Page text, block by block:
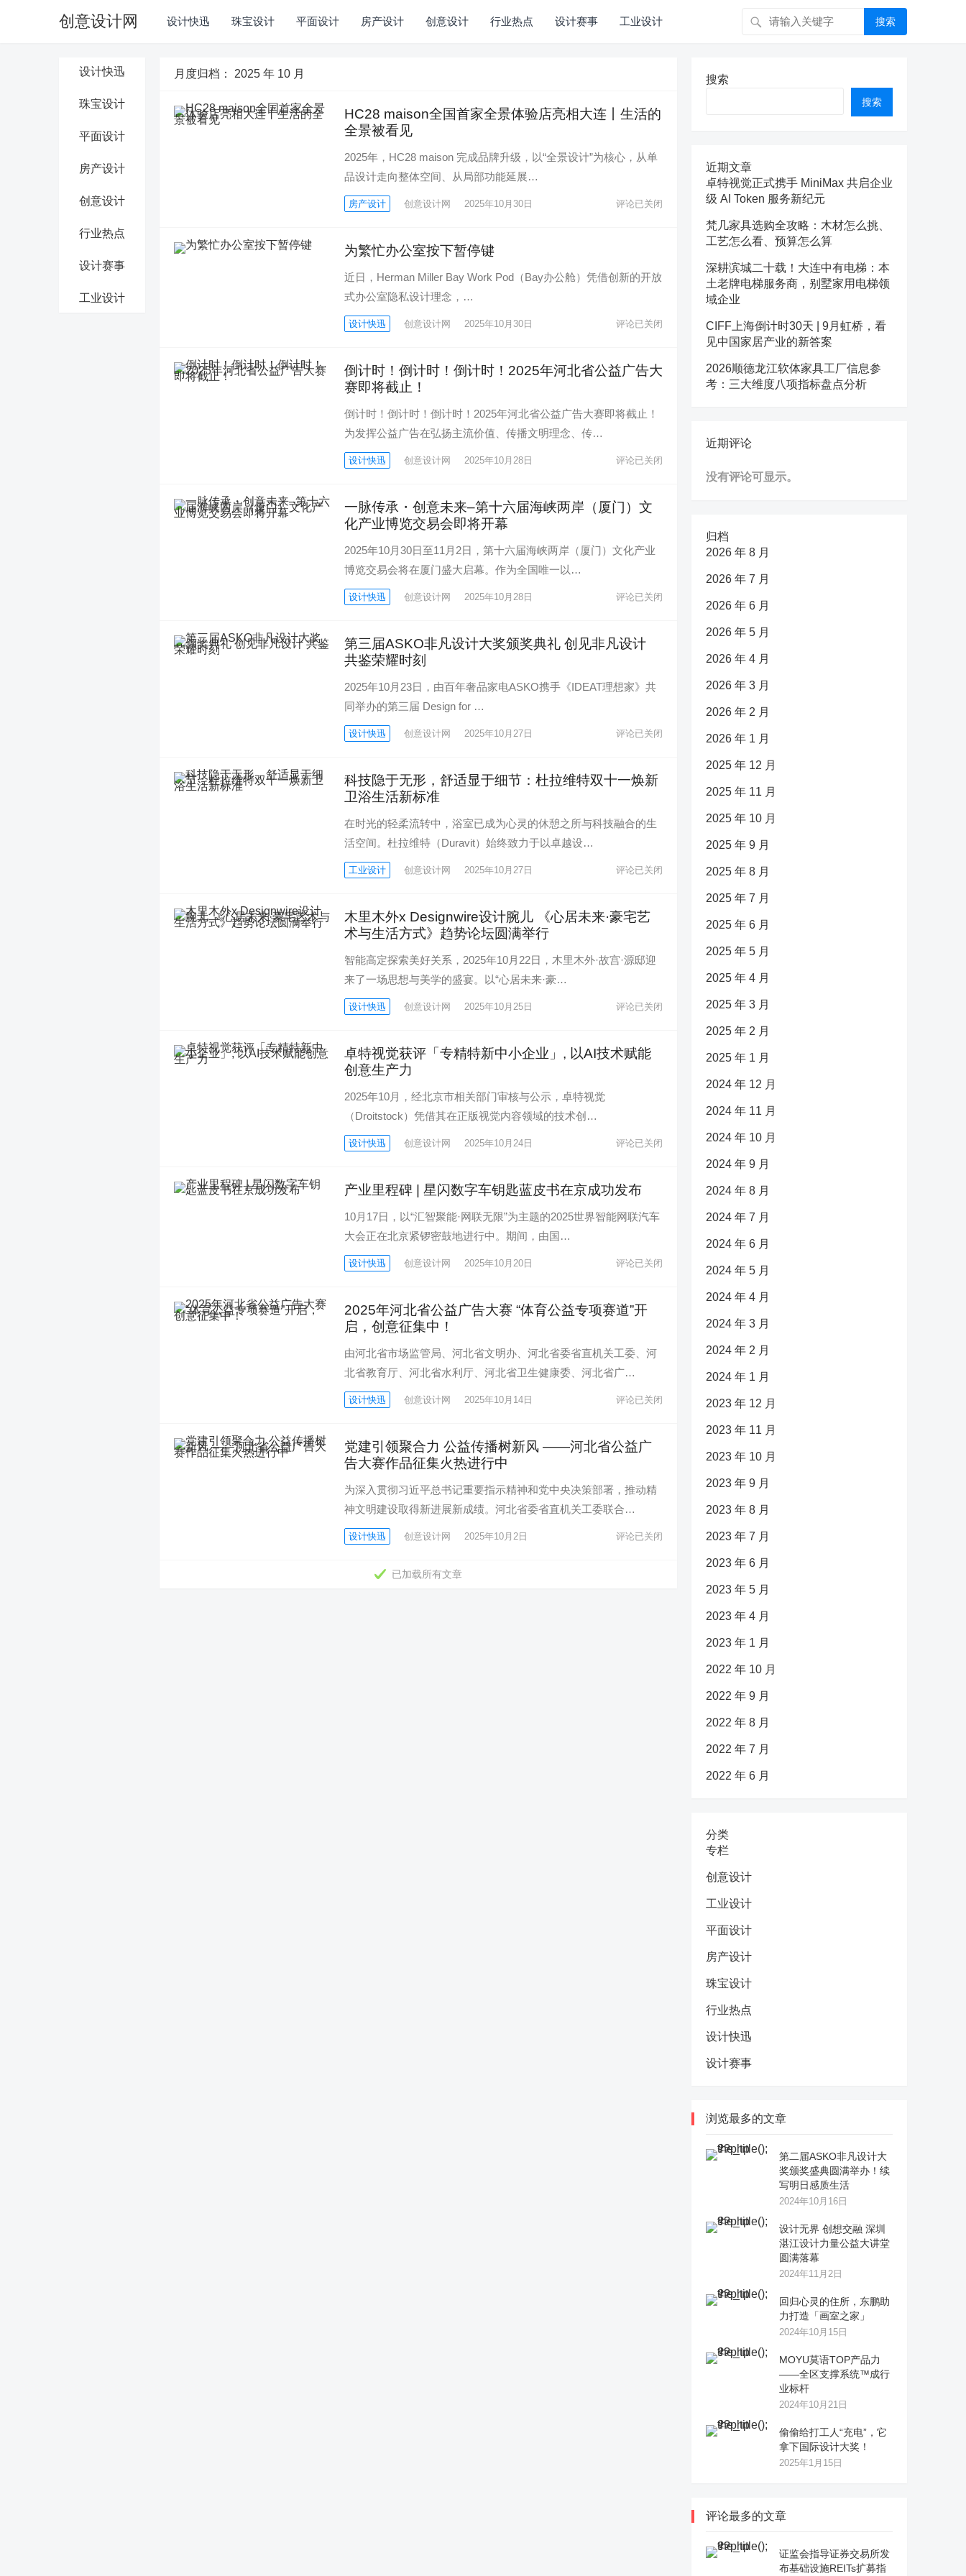
创意设计网 设计快迅 珠宝设计 平面设计 房产设计 创意设计 行业热点 设计赛事 工业设计 搜索
设计快迅
珠宝设计
平面设计
房产设计
创意设计
行业热点
设计赛事
工业设计
月度归档： 2025 年 10 月
HC28 maison全国首家全景体验店亮相大连丨生活的
全景被看见
2025年，HC28 maison 完成品牌升级，以“全景设计”为核心，从单
品设计走向整体空间、从局部功能延展…
房产设计 创意设计网 2025年10月30日 评论已关闭
为繁忙办公室按下暂停键
近日，Herman Miller Bay Work Pod（Bay办公舱）凭借创新的开放
式办公室隐私设计理念，…
设计快迅 创意设计网 2025年10月30日 评论已关闭
倒计时！倒计时！倒计时！2025年河北省公益广告大
赛即将截止！
倒计时！倒计时！倒计时！2025年河北省公益广告大赛即将截止！
为发挥公益广告在弘扬主流价值、传播文明理念、传…
设计快迅 创意设计网 2025年10月28日 评论已关闭
一脉传承・创意未来–第十六届海峡两岸（厦门）文
化产业博览交易会即将开幕
2025年10月30日至11月2日，第十六届海峡两岸（厦门）文化产业
博览交易会将在厦门盛大启幕。作为全国唯一以…
设计快迅 创意设计网 2025年10月28日 评论已关闭
第三届ASKO非凡设计大奖颁奖典礼 创见非凡设计
共鉴荣耀时刻
2025年10月23日，由百年奢品家电ASKO携手《IDEAT理想家》共
同举办的第三届 Design for …
设计快迅 创意设计网 2025年10月27日 评论已关闭
科技隐于无形，舒适显于细节：杜拉维特双十一焕新
卫浴生活新标准
在时光的轻柔流转中，浴室已成为心灵的休憩之所与科技融合的生
活空间。杜拉维特（Duravit）始终致力于以卓越设…
工业设计 创意设计网 2025年10月27日 评论已关闭
木里木外x Designwire设计腕儿 《心居未来·豪宅艺
术与生活方式》趋势论坛圆满举行
智能高定探索美好关系，2025年10月22日，木里木外·故宫·源邸迎
来了一场思想与美学的盛宴。以“心居未来·豪…
设计快迅 创意设计网 2025年10月25日 评论已关闭
卓特视觉获评「专精特新中小企业」, 以AI技术赋能
创意生产力
2025年10月，经北京市相关部门审核与公示，卓特视觉
（Droitstock）凭借其在正版视觉内容领域的技术创…
设计快迅 创意设计网 2025年10月24日 评论已关闭
产业里程碑 | 星闪数字车钥匙蓝皮书在京成功发布
10月17日，以“汇智聚能·网联无限”为主题的2025世界智能网联汽车
大会正在北京紧锣密鼓地进行中。期间，由国…
设计快迅 创意设计网 2025年10月20日 评论已关闭
2025年河北省公益广告大赛 “体育公益专项赛道”开
启，创意征集中！
由河北省市场监管局、河北省文明办、河北省委省直机关工委、河
北省教育厅、河北省水利厅、河北省卫生健康委、河北省广…
设计快迅 创意设计网 2025年10月14日 评论已关闭
党建引领聚合力 公益传播树新风 ——河北省公益广
告大赛作品征集火热进行中
为深入贯彻习近平总书记重要指示精神和党中央决策部署，推动精
神文明建设取得新进展新成绩。河北省委省直机关工委联合…
设计快迅 创意设计网 2025年10月2日 评论已关闭
已加载所有文章
搜索
搜索
近期文章
卓特视觉正式携手 MiniMax 共启企业
级 AI Token 服务新纪元
梵几家具选购全攻略：木材怎么挑、
工艺怎么看、预算怎么算
深耕滨城二十载！大连中有电梯：本
土老牌电梯服务商，别墅家用电梯领
域企业
CIFF上海倒计时30天 | 9月虹桥，看
见中国家居产业的新答案
2026顺德龙江软体家具工厂信息参
考：三大维度八项指标盘点分析
近期评论
没有评论可显示。
归档
2026 年 8 月
2026 年 7 月
2026 年 6 月
2026 年 5 月
2026 年 4 月
2026 年 3 月
2026 年 2 月
2026 年 1 月
2025 年 12 月
2025 年 11 月
2025 年 10 月
2025 年 9 月
2025 年 8 月
2025 年 7 月
2025 年 6 月
2025 年 5 月
2025 年 4 月
2025 年 3 月
2025 年 2 月
2025 年 1 月
2024 年 12 月
2024 年 11 月
2024 年 10 月
2024 年 9 月
2024 年 8 月
2024 年 7 月
2024 年 6 月
2024 年 5 月
2024 年 4 月
2024 年 3 月
2024 年 2 月
2024 年 1 月
2023 年 12 月
2023 年 11 月
2023 年 10 月
2023 年 9 月
2023 年 8 月
2023 年 7 月
2023 年 6 月
2023 年 5 月
2023 年 4 月
2023 年 1 月
2022 年 10 月
2022 年 9 月
2022 年 8 月
2022 年 7 月
2022 年 6 月
分类
专栏
创意设计
工业设计
平面设计
房产设计
珠宝设计
行业热点
设计快迅
设计赛事
浏览最多的文章
第二届ASKO非凡设计大
奖颁奖盛典圆满举办！续
写明日感质生活
2024年10月16日
设计无界 创想交融 深圳
湛江设计力量公益大讲堂
圆满落幕
2024年11月2日
回归心灵的住所，东鹏助
力打造「画室之家」
2024年10月15日
MOYU莫语TOP产品力
——全区支撑系统™成行
业标杆
2024年10月21日
偷偷给打工人“充电”，它
拿下国际设计大奖！
2025年1月15日
评论最多的文章
证监会指导证券交易所发
布基础设施REITs扩募指